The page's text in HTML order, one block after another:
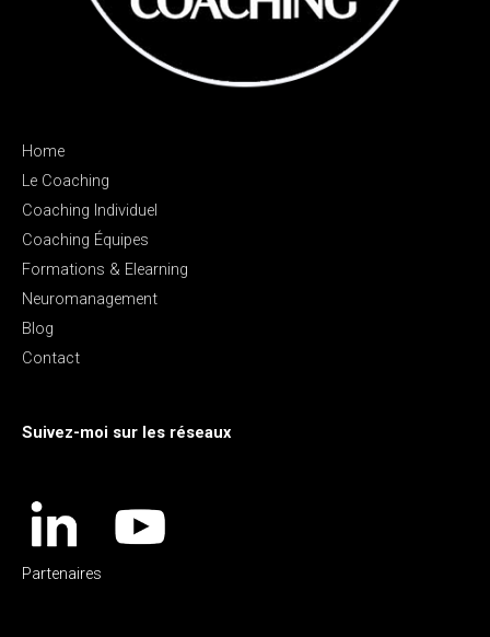
Home
Le Coaching
Coaching Individuel
Coaching Équipes
Formations & Elearning
Neuromanagement
Blog
Contact
Suivez-moi sur les réseaux
Partenaires